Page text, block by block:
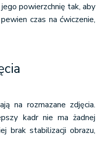
powierzchnię tak, aby
czas na ćwiczenie,
na rozmazane zdjęcia.
kadr nie ma żadnej
brak stabilizacji obrazu,